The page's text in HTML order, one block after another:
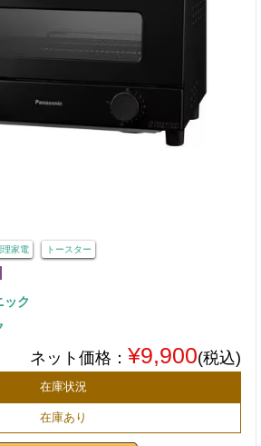
家電 トースター
ク
ネット価格： ¥9,900(税込)
在庫状況
在庫あり